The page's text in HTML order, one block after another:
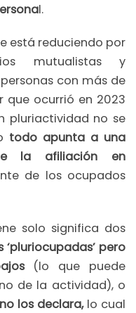
l.
está reduciendo por
mutualistas y
con más de
que ocurrió en 2023
pluriactividad no se
todo apunta a una
la afiliación en
de los ocupados
solo significa dos
pero
(lo que puede
de la actividad), o
no los declara,lo cual